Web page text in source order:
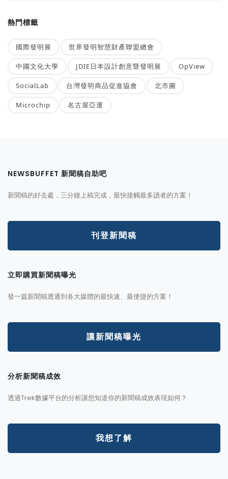
熱門標籤
國際發明展 世界發明智慧財產聯盟總會
中國文化大學 JDIE日本設計創意暨發明展 OpView
SocialLab 台灣發明商品促進協會 北市圖
Microchip 名古屋亞運
NEWSBUFFET 新聞稿自助吧
新聞稿的好去處，三分鐘上稿完成，最快接觸最多讀者的方案！
刊登新聞稿
立即購買新聞稿曝光
發一篇新聞稿透通到各大媒體的最快速、最便捷的方案！
讓新聞稿曝光
分析新聞稿成效
透過Trek數據平台的分析讓您知道你的新聞稿成效表現如何？
我想了解